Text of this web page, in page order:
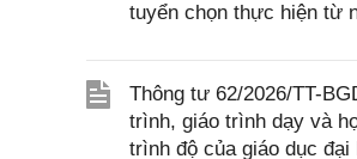
tuyển chọn thực hiện từ
Thông tư 62/2026/TT-
trình, giáo trình dạy và
trình độ của giáo dục đại